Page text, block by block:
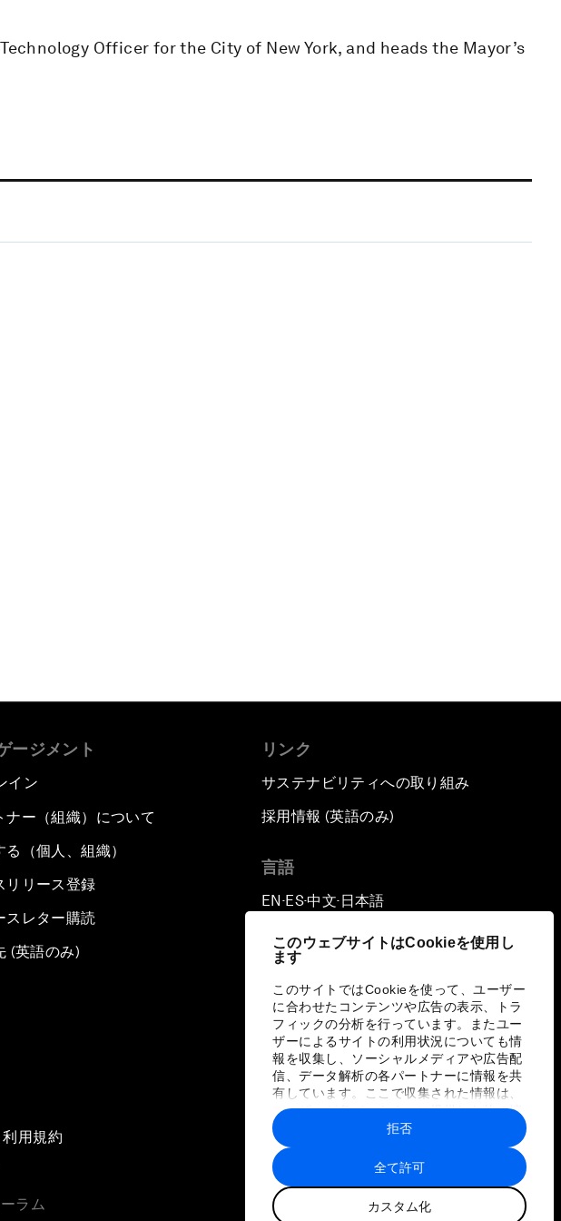
このウェブサイトはCookieを使用し
ます
このサイトではCookieを使って、ユーザー
に合わせたコンテンツや広告の表示、トラ
フィックの分析を行っています。またユー
ザーによるサイトの利用状況についても情
報を収集し、ソーシャルメディアや広告配
信、データ解析の各パートナーに情報を共
有しています。ここで収集された情報は、
ユーザーが各パートナーに提供した他の情
報や各パートナーのサービスを使用した際
に収集された情報と組み合わされ、各パー
トナーによって使用されることがありま
す。
全て許可
カスタム化
拒否
Officer for the City of New York, and heads the Mayor’s
ージメント
イン
ナー（組織）について
る（個人、組織）
リリース登録
スレター購読
(英語のみ)
リンク
サステナビリティへの取り組み
採用情報 (英語のみ)
言語
EN ▪ ES▪中文▪ 日本語
用規約
ラム